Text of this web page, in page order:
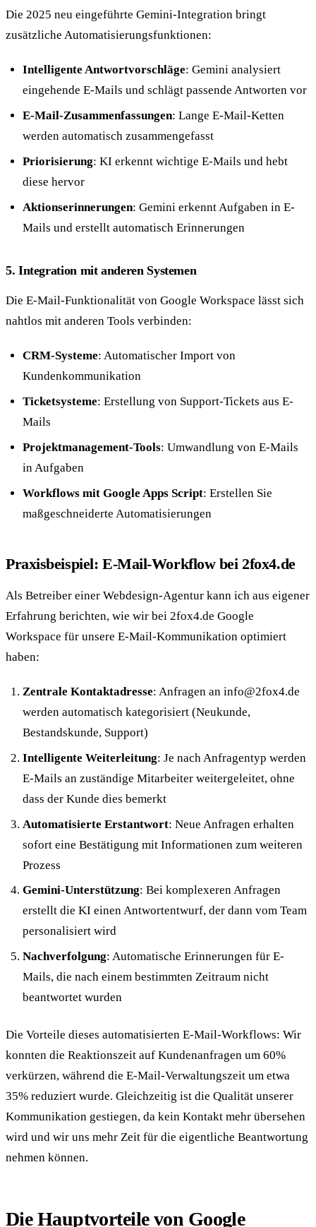
Die 2025 neu eingeführte Gemini-Integration bringt
zusätzliche Automatisierungsfunktionen:
Intelligente Antwortvorschläge: Gemini analysiert
eingehende E-Mails und schlägt passende Antworten vor
E-Mail-Zusammenfassungen: Lange E-Mail-Ketten
werden automatisch zusammengefasst
Priorisierung: KI erkennt wichtige E-Mails und hebt
diese hervor
Aktionserinnerungen: Gemini erkennt Aufgaben in E-
Mails und erstellt automatisch Erinnerungen
5. Integration mit anderen Systemen
Die E-Mail-Funktionalität von Google Workspace lässt sich
nahtlos mit anderen Tools verbinden:
CRM-Systeme: Automatischer Import von
Kundenkommunikation
Ticketsysteme: Erstellung von Support-Tickets aus E-
Mails
Projektmanagement-Tools: Umwandlung von E-Mails
in Aufgaben
Workflows mit Google Apps Script: Erstellen Sie
maßgeschneiderte Automatisierungen
Praxisbeispiel: E-Mail-Workflow bei 2fox4.de
Als Betreiber einer Webdesign-Agentur kann ich aus eigener
Erfahrung berichten, wie wir bei 2fox4.de Google
Workspace für unsere E-Mail-Kommunikation optimiert
haben:
Zentrale Kontaktadresse: Anfragen an info@2fox4.de
werden automatisch kategorisiert (Neukunde,
Bestandskunde, Support)
Intelligente Weiterleitung: Je nach Anfragentyp werden
E-Mails an zuständige Mitarbeiter weitergeleitet, ohne
dass der Kunde dies bemerkt
Automatisierte Erstantwort: Neue Anfragen erhalten
sofort eine Bestätigung mit Informationen zum weiteren
Prozess
Gemini-Unterstützung: Bei komplexeren Anfragen
erstellt die KI einen Antwortentwurf, der dann vom Team
personalisiert wird
Nachverfolgung: Automatische Erinnerungen für E-
Mails, die nach einem bestimmten Zeitraum nicht
beantwortet wurden
Die Vorteile dieses automatisierten E-Mail-Workflows: Wir
konnten die Reaktionszeit auf Kundenanfragen um 60%
verkürzen, während die E-Mail-Verwaltungszeit um etwa
35% reduziert wurde. Gleichzeitig ist die Qualität unserer
Kommunikation gestiegen, da kein Kontakt mehr übersehen
wird und wir uns mehr Zeit für die eigentliche Beantwortung
nehmen können.
Die Hauptvorteile von Google